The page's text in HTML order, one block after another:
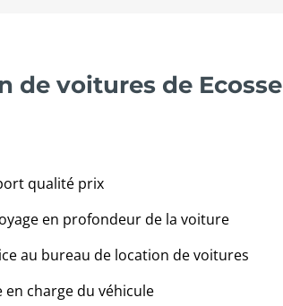
de voitures de Ecosse
qualité prix
en profondeur de la voiture
au bureau de location de voitures
en charge du véhicule